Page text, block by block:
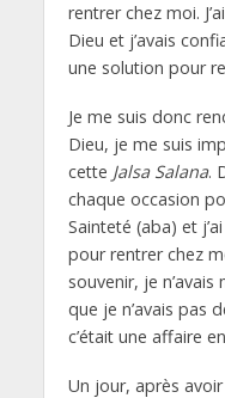
rentrer chez moi.
Dieu et j’avais
une solution pour
Je me suis donc
Dieu, je me suis
cette Jalsa Salana.
chaque occasion
Sainteté (aba) et
pour rentrer chez
souvenir, je
que je n’avais pas
c’était une affaire
Un jour, après